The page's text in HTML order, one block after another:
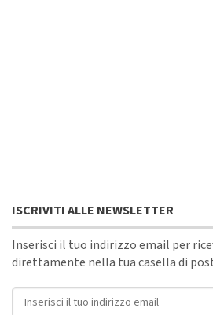
ISCRIVITI ALLE NEWSLETTER
Inserisci il tuo indirizzo email per
direttamente nella tua casella di
Indirizzo email